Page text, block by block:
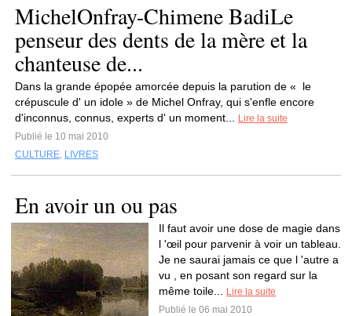
MichelOnfray-Chimene BadiLe
penseur des dents de la mère et la
chanteuse de...
Dans la grande épopée amorcée depuis la parution de « le
crépuscule d' un idole » de Michel Onfray, qui s'enfle encore
d'inconnus, connus, experts d' un moment...
Lire la suite
Publié le 10 mai 2010
CULTURE, LIVRES
En avoir un ou pas
Il faut avoir une dose de magie dans
l 'œil pour parvenir à voir un tableau.
Je ne saurai jamais ce que l 'autre a
vu , en posant son regard sur la
même toile...
Lire la suite
Publié le 06 mai 2010